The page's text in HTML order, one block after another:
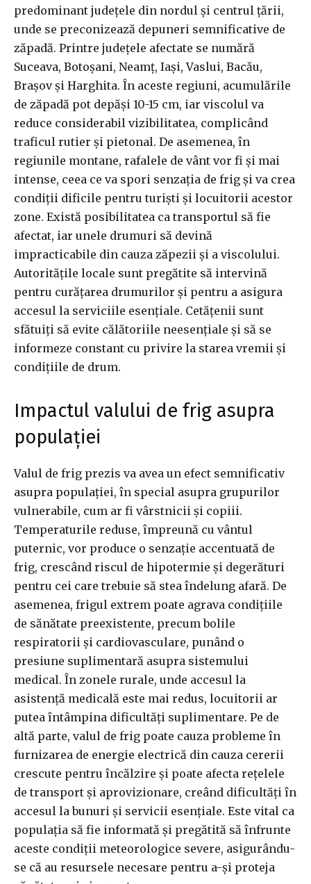
predominant județele din nordul și centrul țării,
unde se preconizează depuneri semnificative de
zăpadă. Printre județele afectate se numără
Suceava, Botoșani, Neamț, Iași, Vaslui, Bacău,
Brașov și Harghita. În aceste regiuni, acumulările
de zăpadă pot depăși 10-15 cm, iar viscolul va
reduce considerabil vizibilitatea, complicând
traficul rutier și pietonal. De asemenea, în
regiunile montane, rafalele de vânt vor fi și mai
intense, ceea ce va spori senzația de frig și va crea
condiții dificile pentru turiști și locuitorii acestor
zone. Există posibilitatea ca transportul să fie
afectat, iar unele drumuri să devină
impracticabile din cauza zăpezii și a viscolului.
Autoritățile locale sunt pregătite să intervină
pentru curățarea drumurilor și pentru a asigura
accesul la serviciile esențiale. Cetățenii sunt
sfătuiți să evite călătoriile neesențiale și să se
informeze constant cu privire la starea vremii și
condițiile de drum.
Impactul valului de frig asupra
populației
Valul de frig prezis va avea un efect semnificativ
asupra populației, în special asupra grupurilor
vulnerabile, cum ar fi vârstnicii și copiii.
Temperaturile reduse, împreună cu vântul
puternic, vor produce o senzație accentuată de
frig, crescând riscul de hipotermie și degerături
pentru cei care trebuie să stea îndelung afară. De
asemenea, frigul extrem poate agrava condițiile
de sănătate preexistente, precum bolile
respiratorii și cardiovasculare, punând o
presiune suplimentară asupra sistemului
medical. În zonele rurale, unde accesul la
asistență medicală este mai redus, locuitorii ar
putea întâmpina dificultăți suplimentare. Pe de
altă parte, valul de frig poate cauza probleme în
furnizarea de energie electrică din cauza cererii
crescute pentru încălzire și poate afecta rețelele
de transport și aprovizionare, creând dificultăți în
accesul la bunuri și servicii esențiale. Este vital ca
populația să fie informată și pregătită să înfrunte
aceste condiții meteorologice severe, asigurându-
se că au resursele necesare pentru a-și proteja